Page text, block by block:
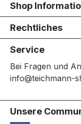
Shop
Rechtliches
Service
Bei Fragen und
info@teichmann-
Unsere